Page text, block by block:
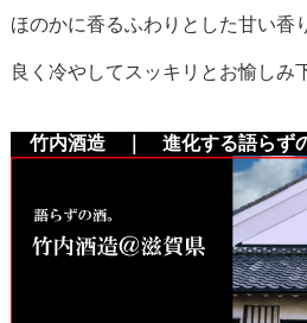
ほのかに香るふわりとした甘い香
良く冷やしてスッキリとお愉しみ
竹内酒造 ｜ 進化する語らずの